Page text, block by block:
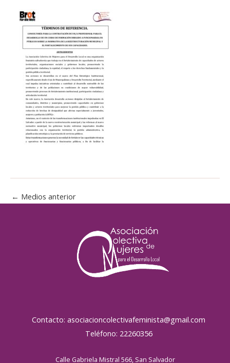
← Medios anterior
Contacto: asociacioncolectivafeminista@gmail.com
Teléfono: 22260356
Calle Gabriela Mistral 566, San Salvador